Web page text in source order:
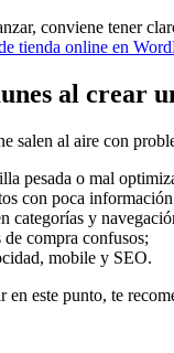
conviene tener
tienda online en
al crear
salen al aire con
pesada o mal
con poca
categorías y
de compra confusos;
mobile y SEO.
en este punto, te